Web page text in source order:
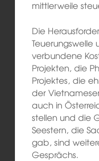
mittlerweile
Die
verbundene
Projekten, die
Projektes, die
der
auch in
stellen und die
Seestern, die
gab, sind
Gesprächs.